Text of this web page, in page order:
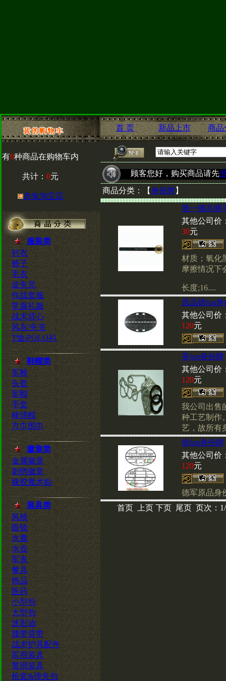
有0种商品在购物车内
共计： 0元
赤兔淘宝店
服装类
衬衣
裤子
毛衣
皮夹克
作战套服
常服礼服
战术背心
风衣/夹克
T恤/POLO衫
鞋帽类
军靴
头盔
军帽
手套
棒球帽
方巾围巾
徽章类
金属徽章
刺绣徽章
橡胶魔术贴
装具类
风镜
眼镜
水囊
水壶
军表
餐具
饰品
医药
小型包
大型包
迷彩油
腰带背带
战术护具配件
军用装具
警用装具
枪套&弹夹包
首 页 新品上市 商品
顾客您好，购买商品请先
商品分类：
【身份牌】
第一骑兵师
其他公司价
30元
材质；氧化
摩擦情况下
长度;16....
原品德jun
其他公司价
120元
美jun身份牌
其他公司价
120元
我公司出售
种工艺制作
艺，故所有
德jun身份牌
其他公司价
120元
德军原品身
首页 上页 下页 尾页 页次：